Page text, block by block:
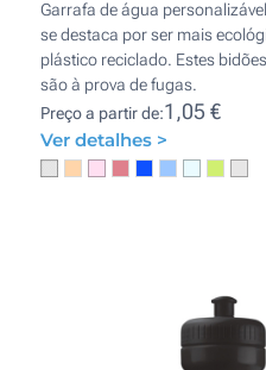
Garrafa de água
se destaca por ser mais
plástico reciclado. Estes
são à prova de fugas.
Preço a partir de:1,05 €
Ver detalhes >